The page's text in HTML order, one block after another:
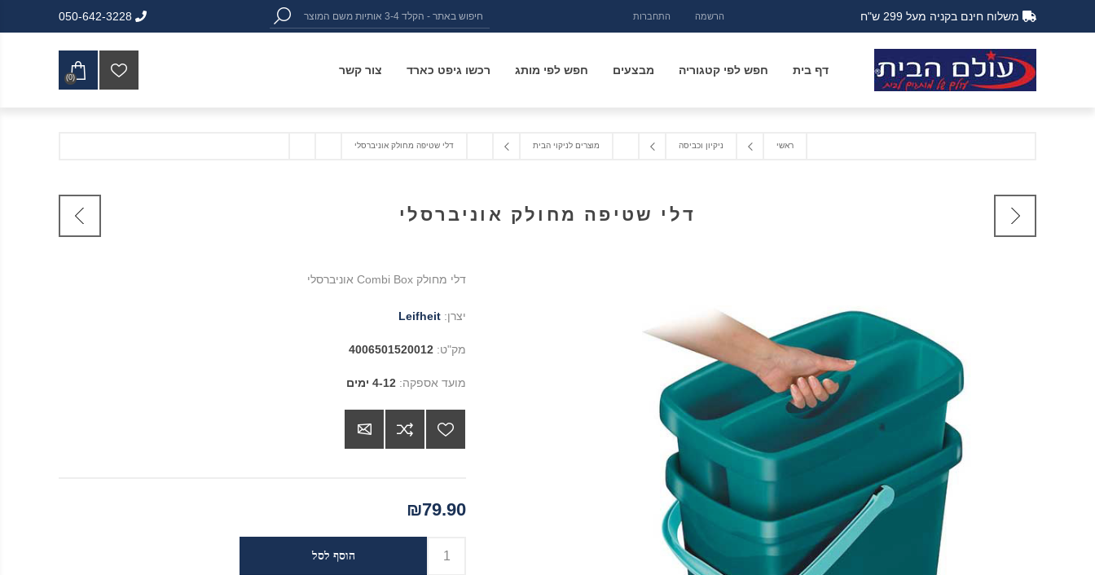
הרשמה התחברות משלוח חינם בקניה מעל 299 ש"ח 050-642-3228
דף בית חפש לפי קטגוריה מבצעים חפש לפי מותג רכשו גיפט כארד צור קשר
(0)
ראשי ניקיון וכביסה מוצרים לניקוי הבית דלי שטיפה מחולק אוניברסלי
דלי שטיפה מחולק אוניברסלי
דלי מחולק Combi Box אוניברסלי
יצרן: Leifheit
מק"ט: 4006501520012
מועד אספקה: 4-12 ימים
₪79.90